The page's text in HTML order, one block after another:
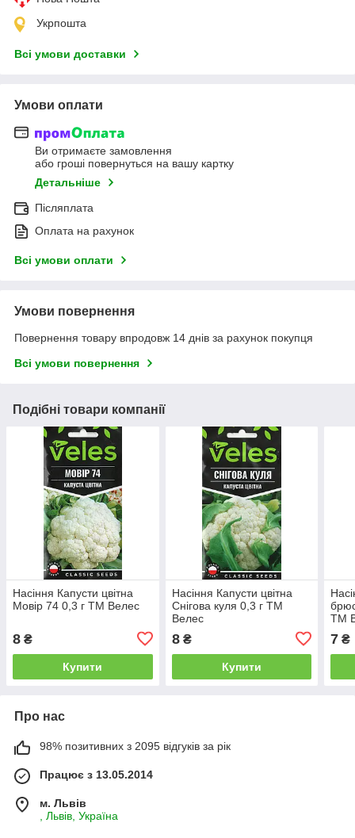
Укрпошта
Всі умови доставки
Умови оплати
Ви отримаєте замовлення
або гроші повернуться на вашу картку
Детальніше
Післяплата
Оплата на рахунок
Всі умови оплати
Умови повернення
Повернення товару впродовж 14 днів за рахунок покупця
Всі умови повернення
Подібні товари компанії
Насіння Капусти цвітна
Мовір 74 0,3 г ТМ Велес
8 ₴
Купити
Насіння Капусти цвітна
Снігова куля 0,3 г ТМ
Велес
8₴
Купити
ТМ
7 ₴
Про нас
98% позитивних з 2095 відгуків за рік
Працює з 13.05.2014
м. Львів
, Львів, Україна